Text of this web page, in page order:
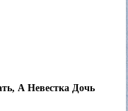
А Невестка Дочь